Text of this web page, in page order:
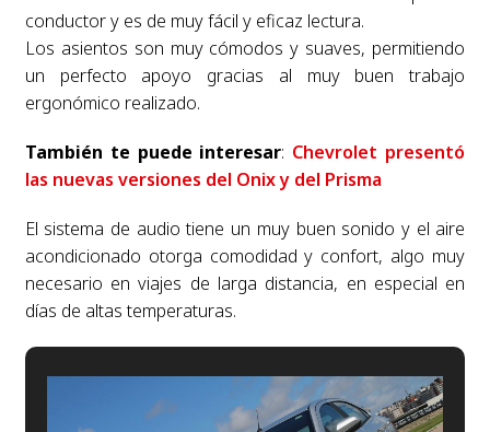
conductor y es de muy fácil y eficaz lectura.
Los asientos son muy cómodos y suaves, permitiendo
un perfecto apoyo gracias al muy buen trabajo
ergonómico realizado.
También te puede interesar: Chevrolet presentó
las nuevas versiones del Onix y del Prisma
El sistema de audio tiene un muy buen sonido y el aire
acondicionado otorga comodidad y confort, algo muy
necesario en viajes de larga distancia, en especial en
días de altas temperaturas.